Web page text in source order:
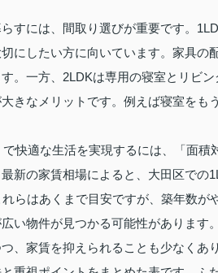
すには、間取り選びが重要です。
にしたい方に向いています。家具の
。一方、2LDKは専用の寝室とリビ
きなメリットです。例えば寝室をも
快適な生活を実現するには、「面
新の家賃相場によると、大田区での
らはあくまで目安ですが、築年数が
い物件が見つかる可能性があります
、家賃を抑えられることも少なくあ